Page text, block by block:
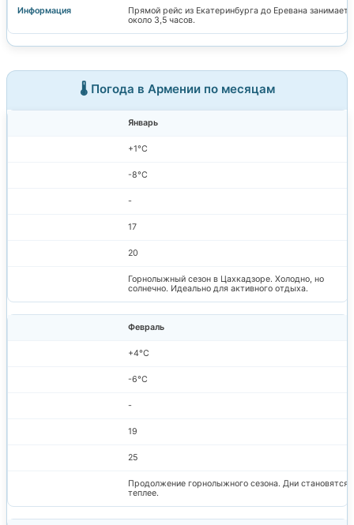
Прямой рейс из Екатеринбурга до Еревана занимает
около 3,5 часов.
🌡️ Погода в Армении по месяцам
Январь
+1°C
-8°C
-
17
20
Горнолыжный сезон в Цахкадзоре. Холодно, но
солнечно. Идеально для активного отдыха.
Февраль
+4°C
-6°C
-
19
25
Продолжение горнолыжного сезона. Дни становятся
теплее.